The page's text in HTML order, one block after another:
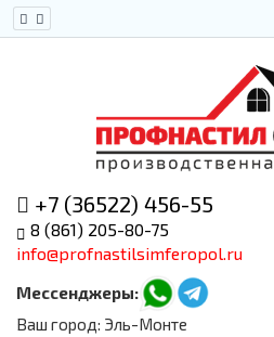
+7 (36522) 456-55
8 (861) 205-80-75
info@profnastilsimferopol.ru
Мессенджеры:
Ваш город: Эль-Монте